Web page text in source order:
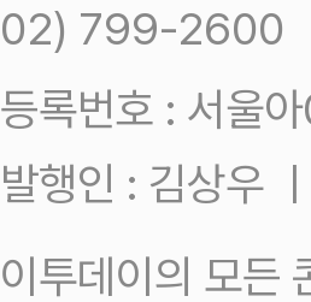
02) 799-2600
등록번호 : 서울
발행인 : 김상우
이투데이의 모든